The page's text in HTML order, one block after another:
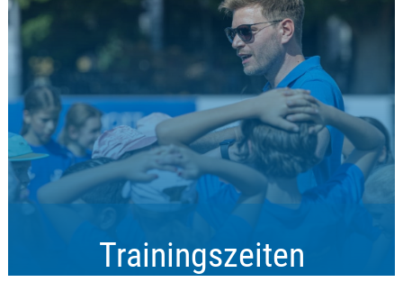
Mehr Infos
Trainingszeiten